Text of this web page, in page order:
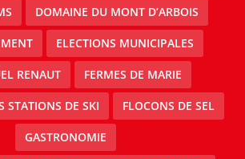
DOMAINE DU MONT D’ARBOIS
ELECTIONS MUNICIPALES
RENAUT FERMES DE MARIE
STATIONS DE SKI FLOCONS DE SEL
GASTRONOMIE